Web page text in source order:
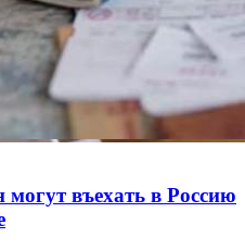
могут въехать в Россию